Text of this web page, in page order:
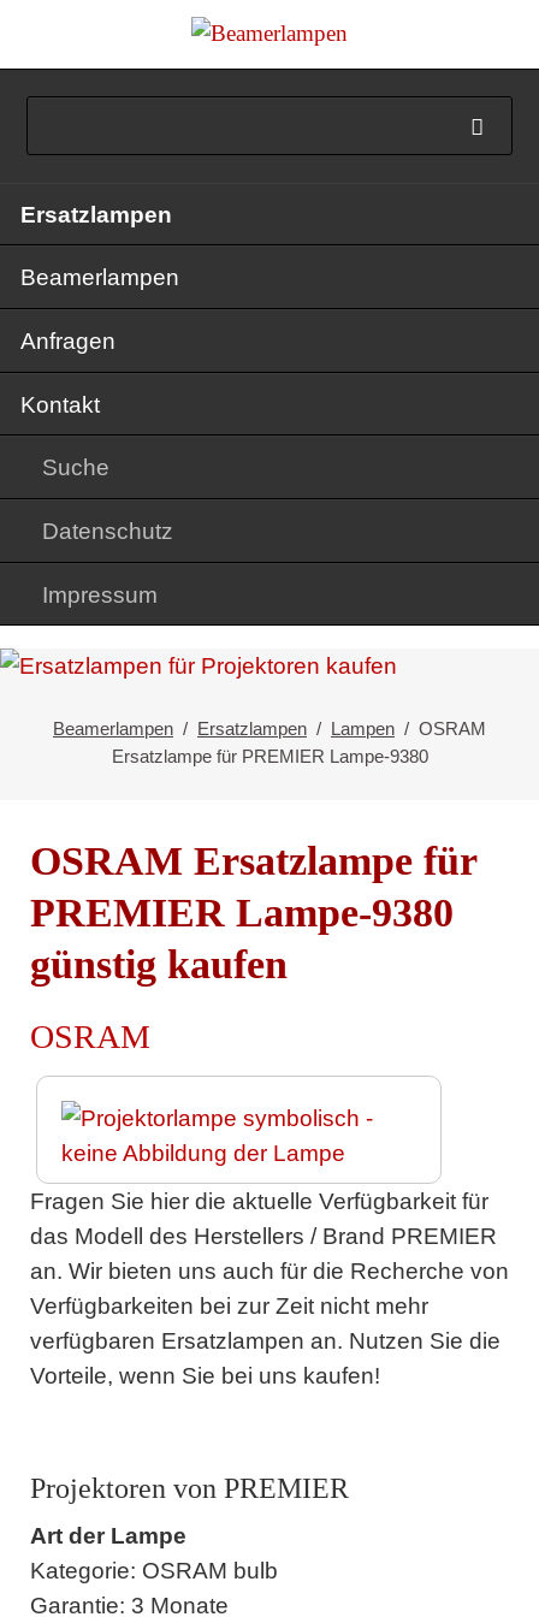
überspringen
Ersatzlampen
Beamerlampen
Anfragen
Kontakt
Suche
Datenschutz
Impressum
Beamerlampen Ersatzlampen Lampen
OSRAM
Ersatzlampe für PREMIER Lampe-9380
OSRAM Ersatzlampe für
PREMIER Lampe-9380
günstig kaufen
OSRAM
Fragen Sie hier die aktuelle Verfügbarkeit für
das Modell des Herstellers / Brand PREMIER
an. Wir bieten uns auch für die Recherche von
Verfügbarkeiten bei zur Zeit nicht mehr
verfügbaren Ersatzlampen an. Nutzen Sie die
Vorteile, wenn Sie bei uns kaufen!
Projektoren von PREMIER
Art der Lampe
Kategorie: OSRAM bulb
Garantie: 3 Monate